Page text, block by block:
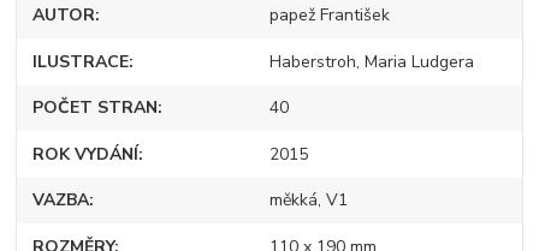
AUTOR papež František
ILUSTRACE Haberstroh, Maria Ludgera
POČET STRAN 40
ROK VYDÁNÍ 2015
VAZBA měkká, V1